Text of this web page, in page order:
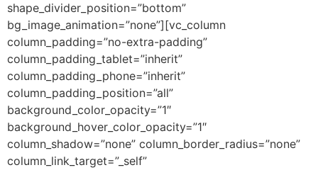
shape_divider_position=”bottom”
bg_image_animation=”none”][vc_column
column_padding=”no-extra-padding”
column_padding_tablet=”inherit”
column_padding_phone=”inherit”
column_padding_position=”all”
background_color_opacity=”1″
background_hover_color_opacity=”1″
column_shadow=”none” column_border_radius=”none”
column_link_target=”_self”